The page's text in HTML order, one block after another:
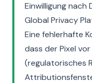
Einwilligung nach
Global Privacy
Eine fehlerhafte
dass der Pixel
(regulatorisches